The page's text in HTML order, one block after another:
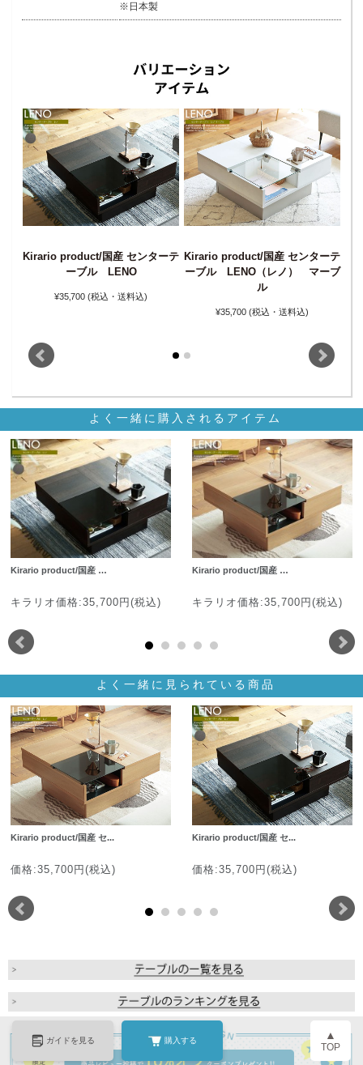
※日本製
Kirario product/国産 センターテ
ーブル LENO
¥35‚700 (税込・送料込)
Kirario product/国産 センターテ
ーブル LENO（レノ） マーブ
ル
¥35‚700 (税込・送料込)
よく一緒に購入されるアイテム
Kirario product/国産 …
キラリオ価格:35,700円(税込)
Kirario product/国産 …
キラリオ価格:35,700円(税込)
よく一緒に見られている商品
Kirario product/国産 セ...
価格:35,700円(税込)
Kirario product/国産 セ...
価格:35,700円(税込)
ガイドを見る 購入する ▲
TOP